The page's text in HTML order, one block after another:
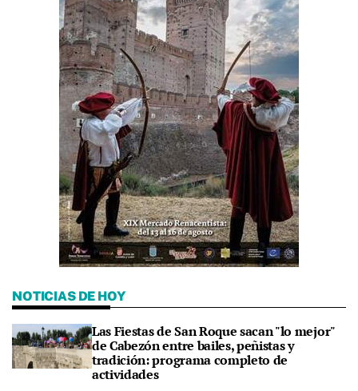
NOTICIAS DE HOY
Las Fiestas de San Roque sacan "lo mejor"
de Cabezón entre bailes, peñistas y
tradición: programa completo de
actividades